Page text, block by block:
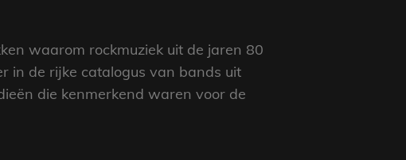
waarom rockmuziek uit de jaren 80
in de rijke catalogus van bands uit
die kenmerkend waren voor de